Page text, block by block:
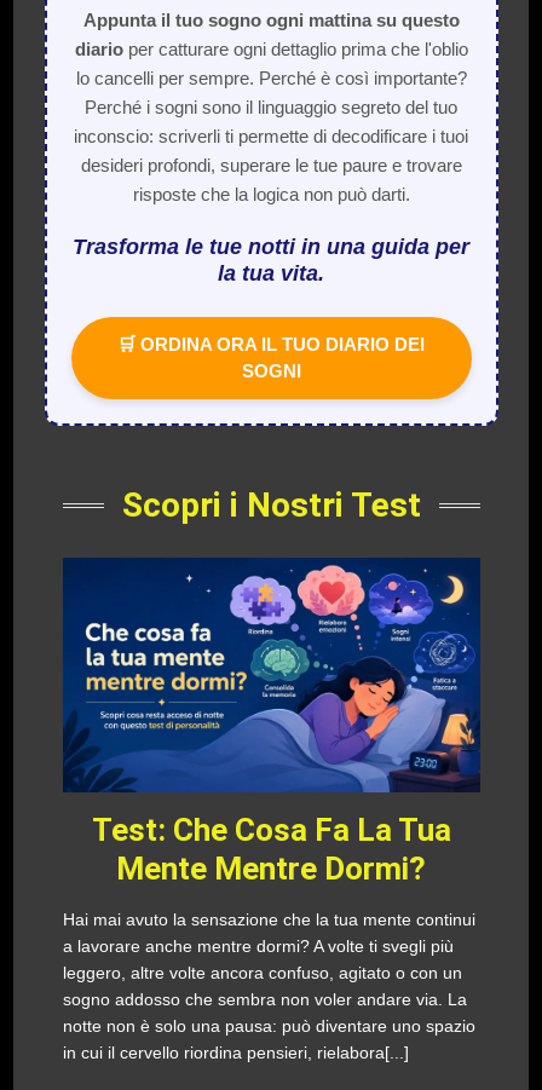
Appunta il tuo sogno ogni mattina su questo
diarioper catturare ogni dettaglio prima che l'oblio
lo cancelli per sempre. Perché è così importante?
Perché i sogni sono il linguaggio segreto del tuo
inconscio: scriverli ti permette di decodificare i tuoi
desideri profondi, superare le tue paure e trovare
risposte che la logica non può darti.
Trasforma le tue notti in una guida per
la tua vita.
🛒 ORDINA ORA IL TUO DIARIO DEI
SOGNI
Scopri i Nostri Test
Test: Che Cosa Fa La Tua
Mente Mentre Dormi?
Hai mai avuto la sensazione che la tua mente continui
a lavorare anche mentre dormi? A volte ti svegli più
leggero, altre volte ancora confuso, agitato o con un
sogno addosso che sembra non voler andare via. La
notte non è solo una pausa: può diventare uno spazio
in cui il cervello riordina pensieri, rielabora[...]